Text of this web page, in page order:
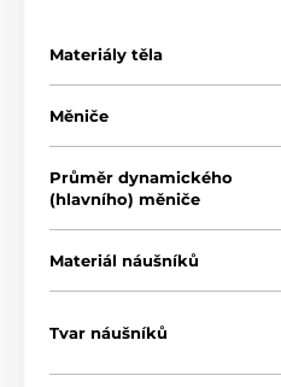
Materiály těla
Měniče
Průměr dynamického
(hlavního) měniče
Materiál náušníků
Tvar náušníků